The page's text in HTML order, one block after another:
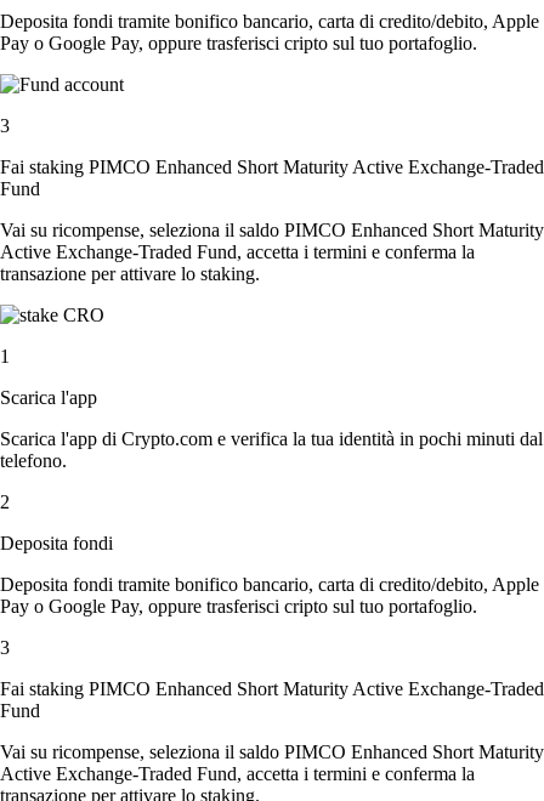
Deposita fondi tramite bonifico bancario, carta di credito/debito, Apple
Pay o Google Pay, oppure trasferisci cripto sul tuo portafoglio.
3
Fai staking PIMCO Enhanced Short Maturity Active Exchange-Traded
Fund
Vai su ricompense, seleziona il saldo PIMCO Enhanced Short Maturity
Active Exchange-Traded Fund, accetta i termini e conferma la
transazione per attivare lo staking.
1
Scarica l'app
Scarica l'app di Crypto.com e verifica la tua identità in pochi minuti dal
telefono.
2
Deposita fondi
Deposita fondi tramite bonifico bancario, carta di credito/debito, Apple
Pay o Google Pay, oppure trasferisci cripto sul tuo portafoglio.
3
Fai staking PIMCO Enhanced Short Maturity Active Exchange-Traded
Fund
Vai su ricompense, seleziona il saldo PIMCO Enhanced Short Maturity
Active Exchange-Traded Fund, accetta i termini e conferma la
transazione per attivare lo staking.